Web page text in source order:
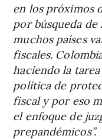
en los próximos
por búsqueda
muchos países
fiscales.
haciendo la
política de
fiscal y por eso
el enfoque de
prepandémicos”.